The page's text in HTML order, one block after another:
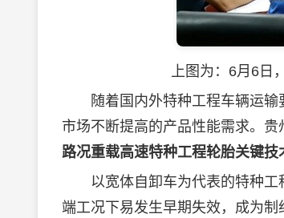
上图为：6月6日，
随着国内外特种工程车辆运输
市场不断提高的产品性能需求。贵
路况重载高速特种工程轮胎关键技
以宽体自卸车为代表的特种工
端工况下易发生早期失效，成为制